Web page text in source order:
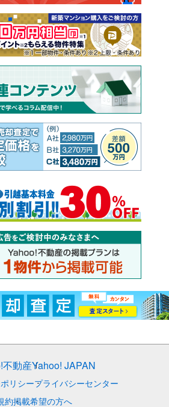
不動産Yahoo! JAPAN
リシープライバシーセンター
約掲載希望の方へ